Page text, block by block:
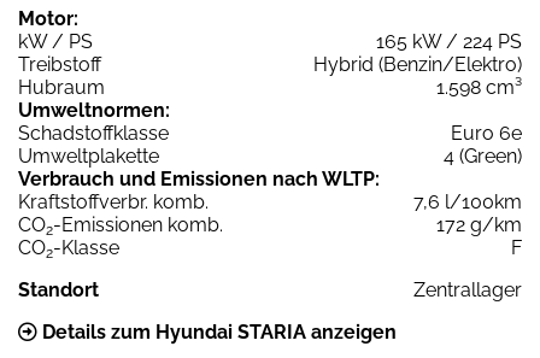
Motor:
kW / PS
165 kW / 224 PS
Treibstoff
Hybrid (Benzin/Elektro)
Hubraum
1.598 cm³
Umweltnormen:
Schadstoffklasse
Euro 6e
Umweltplakette
4 (Green)
Verbrauch und Emissionen nach WLTP:
Kraftstoffverbr. komb.
7,6 l/100km
CO2-Emissionen komb.
172 g/km
CO2-Klasse
F
Standort
Zentrallager
Details zum Hyundai STARIA anzeigen